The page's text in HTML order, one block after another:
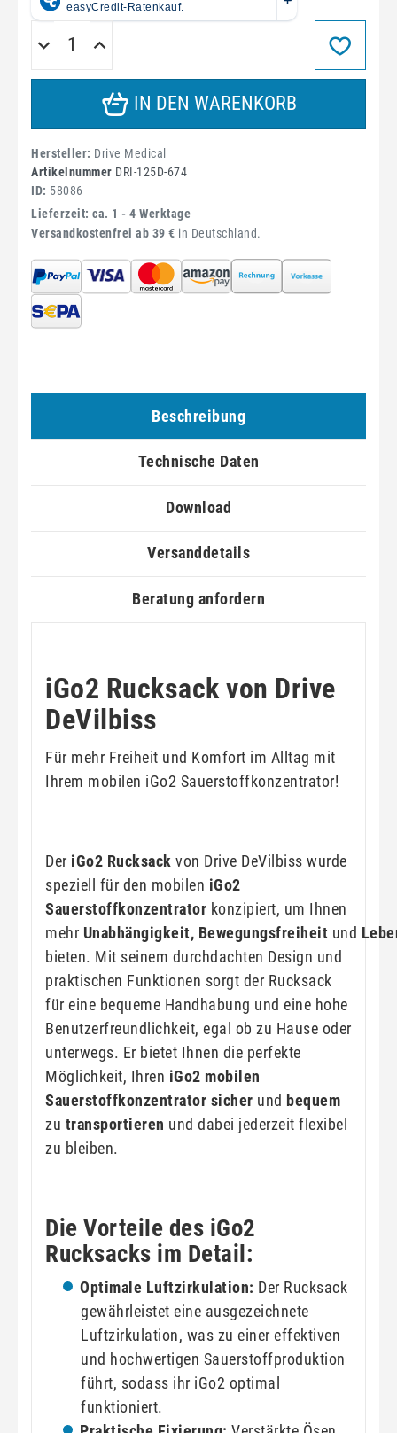
IN DEN WARENKORB
Hersteller: Drive Medical
Artikelnummer DRI-125D-674
ID: 58086
Lieferzeit: ca. 1 - 4 Werktage
Versandkostenfrei ab 39 € in Deutschland.
Beschreibung
Technische Daten
Download
Versanddetails
Beratung anfordern
iGo2 Rucksack von Drive
DeVilbiss
Für mehr Freiheit und Komfort im Alltag mit
Ihrem mobilen iGo2 Sauerstoffkonzentrator!
Der iGo2 Rucksack von Drive DeVilbiss wurde
speziell für den mobilen iGo2
Sauerstoffkonzentrator konzipiert, um Ihnen
mehr Unabhängigkeit, Bewegungsfreiheit und
bieten. Mit seinem durchdachten Design und
praktischen Funktionen sorgt der Rucksack
für eine bequeme Handhabung und eine hohe
Benutzerfreundlichkeit, egal ob zu Hause oder
unterwegs. Er bietet Ihnen die perfekte
Möglichkeit, Ihren iGo2 mobilen
Sauerstoffkonzentrator sicher und bequem
zu transportieren und dabei jederzeit flexibel
zu bleiben.
Die Vorteile des iGo2
Rucksacks im Detail:
Optimale Luftzirkulation: Der Rucksack
gewährleistet eine ausgezeichnete
Luftzirkulation, was zu einer effektiven
und hochwertigen Sauerstoffproduktion
führt, sodass ihr iGo2 optimal
funktioniert.